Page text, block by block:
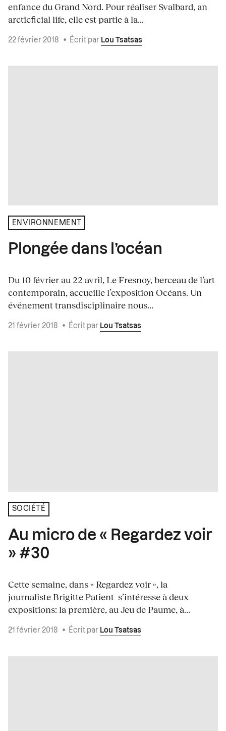
enfance du Grand Nord. Pour réaliser Svalbard, an
arcticficial life, elle est partie à la...
22 février 2018 • Écrit par Lou Tsatsas
ENVIRONNEMENT
Plongée dans l’océan
Du 10 février au 22 avril, Le Fresnoy, berceau de l’art
contemporain, accueille l’exposition Océans. Un
événement transdisciplinaire nous...
21 février 2018 • Écrit par Lou Tsatsas
SOCIÉTÉ
Au micro de « Regardez voir
» #30
Cette semaine, dans « Regardez voir », la
journaliste Brigitte Patient s’intéresse à deux
expositions: la première, au Jeu de Paume, à...
21 février 2018 • Écrit par Lou Tsatsas